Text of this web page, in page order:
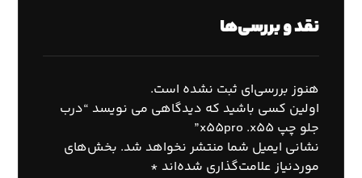
نقد و بررسی‌ها
هنوز بررسی‌ای ثبت نشده است.
اولین کسی باشید که دیدگاهی می نویسد “درب
جلو چپ x55pro .x55”
نشانی ایمیل شما منتشر نخواهد شد. بخش‌های
موردنیاز علامت‌گذاری شده‌اند *